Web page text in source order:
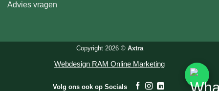
Advies vragen
Copyright 2026 © Axtra
Webdesign RAM Online Marketing
Volg ons ook op Socials